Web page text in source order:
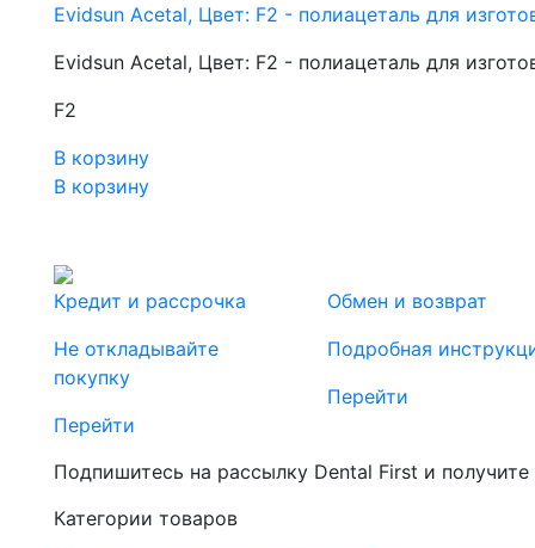
Evidsun Acetal, Цвет: F2 - полиацеталь для
Evidsun Acetal, Цвет: F2 - полиацеталь для
F2
В корзину
В корзину
Кредит и рассрочка
Не откладывайте
покупку
Перейти
Обмен и возврат
Подробная
Перейти
Подпишитесь на рассылку Dental First и
Категории товаров